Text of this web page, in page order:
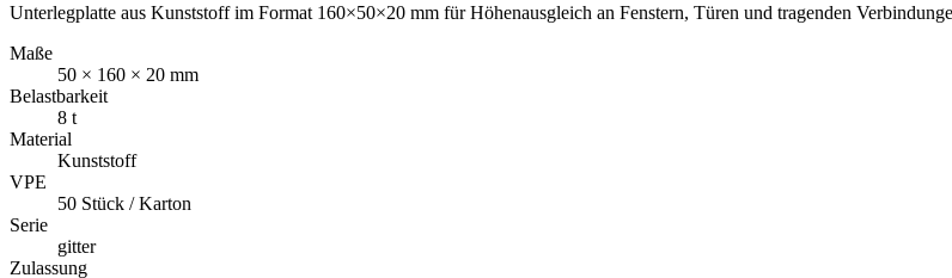
Unterlegplatte aus Kunststoff im Format 160×50×20 mm für Höhenausgleich an Fenstern, Türen und tragenden
Maße
50 × 160 × 20 mm
Belastbarkeit
8 t
Material
Kunststoff
VPE
50 Stück / Karton
Serie
gitter
Zulassung